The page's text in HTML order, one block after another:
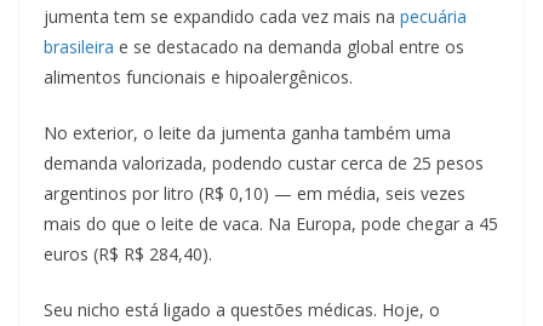
jumenta tem se expandido cada vez mais na pecuária
brasileira e se destacado na demanda global entre os
alimentos funcionais e hipoalergênicos.
No exterior, o leite da jumenta ganha também uma
demanda valorizada, podendo custar cerca de 25 pesos
argentinos por litro (R$ 0,10) — em média, seis vezes
mais do que o leite de vaca. Na Europa, pode chegar a 45
euros (R$ R$ 284,40).
Seu nicho está ligado a questões médicas. Hoje, o